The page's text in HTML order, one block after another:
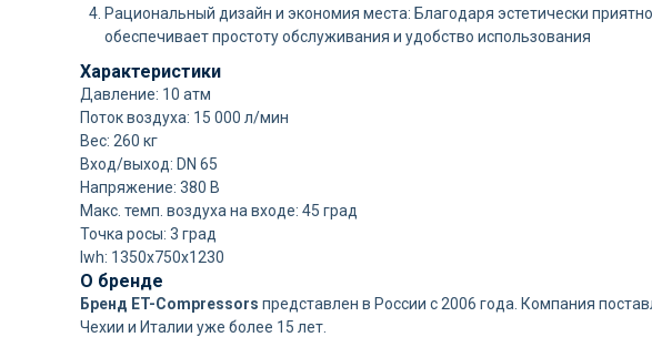
Рациональный дизайн и экономия места: Благодаря эстетически
обеспечивает простоту обслуживания и удобство использования
Характеристики
Давление: 10 атм
Поток воздуха: 15 000 л/мин
Вес: 260 кг
Вход/выход: DN 65
Напряжение: 380 В
Макс. темп. воздуха на входе: 45 град
Точка росы: 3 град
lwh: 1350x750x1230
О бренде
Бренд ET-Compressors представлен в России с 2006 года. Компания
Чехии и Италии уже более 15 лет.